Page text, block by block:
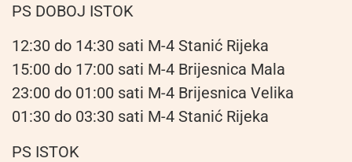
PS DOBOJ ISTOK
12:30 do 14:30 sati M-4 Stanić Rijeka
15:00 do 17:00 sati M-4 Brijesnica Mala
23:00 do 01:00 sati M-4 Brijesnica Velika
01:30 do 03:30 sati M-4 Stanić Rijeka
PS ISTOK